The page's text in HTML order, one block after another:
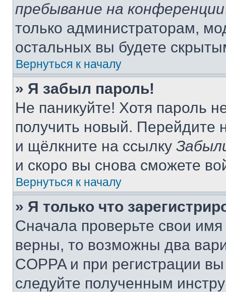
пребывание на конференции
только администраторам,
остальных вы будете
Вернуться к началу
» Я забыл пароль!
Не паникуйте! Хотя пароль
получить новый. Перейдите
и щёлкните на ссылку
и скоро вы снова сможете
Вернуться к началу
» Я только что
Сначала проверьте свои
верны, то возможны два
COPPA и при регистрации
следуйте полученным